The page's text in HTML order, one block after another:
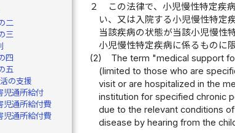
二
三
四
五
の支援
通所給付
児通所給付費
児通所給付費
２
この法律で、小児慢性特定疾
い、又は入院する小児慢性特定
当該疾病の状態が当該小児慢性
小児慢性特定疾病に係るものに
(2)
The term "medical support
(limited to those who are
visit or are hospitalized in the
institution for specified chronic
due to the relevant conditions
disease by hearing from the